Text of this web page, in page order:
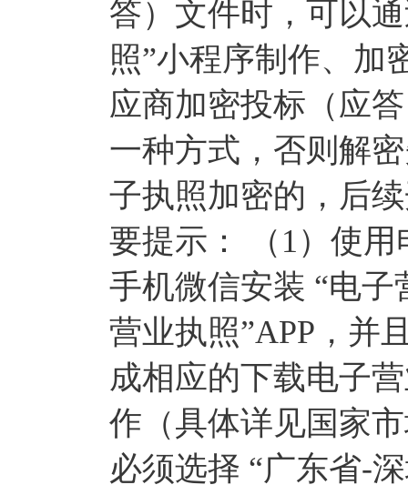
答）文件时，可以
照”小程序制作、加
应商加密投标（应
一种方式，否则解
子执照加密的，后
要提示： （1）使
手机微信安装 “电
营业执照”APP，并
成相应的下载电子
作（具体详见国家
必须选择 “广东省-